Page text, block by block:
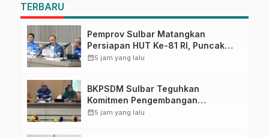
TERBARU
Pemprov Sulbar Matangkan
Persiapan HUT Ke-81 RI, Puncak
Upacara di Lapangan Ahmad
calendar_month5 jam yang lalu
BKPSDM Sulbar Teguhkan
Komitmen Pengembangan
Kompetensi ASN melalui
calendar_month5 jam yang lalu